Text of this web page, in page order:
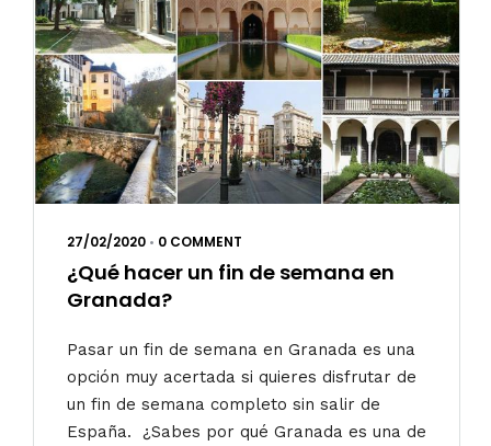
27/02/2020 • 0 COMMENT
¿Qué hacer un fin de semana en
Granada?
Pasar un fin de semana en Granada es una
opción muy acertada si quieres disfrutar de
un fin de semana completo sin salir de
España. ¿Sabes por qué Granada es una de